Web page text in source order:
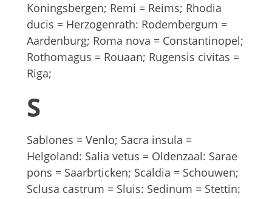
Koningsbergen; Remi = Reims; Rhodia
ducis = Herzogenrath: Rodembergum =
Aardenburg; Roma nova = Constantinopel;
Rothomagus = Rouaan; Rugensis civitas =
Riga;
S
Sablones = Venlo; Sacra insula =
Helgoland: Salia vetus = Oldenzaal: Sarae
pons = Saarbrticken; Scaldia = Schouwen;
Sclusa castrum = Sluis: Sedinum = Stettin: